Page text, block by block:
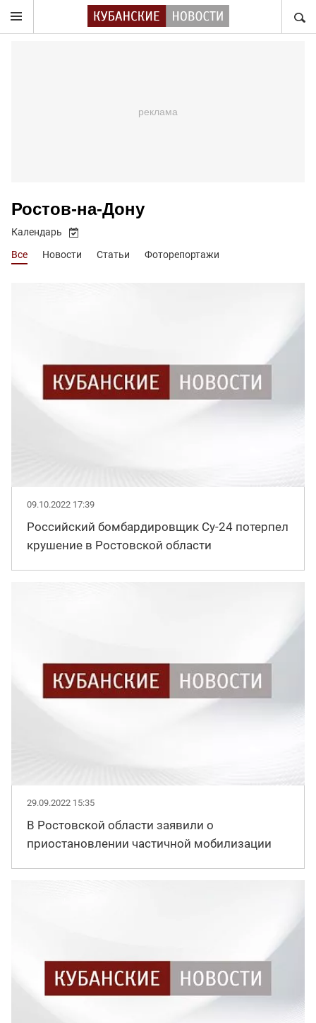
Ростов-на-Дону
Все Новости Статьи Фоторепортажи
Календарь
09.10.2022 17:39
Российский бомбардировщик Су-24 потерпел
крушение в Ростовской области
29.09.2022 15:35
В Ростовской области заявили о
приостановлении частичной мобилизации